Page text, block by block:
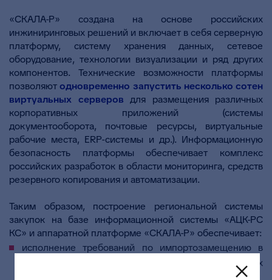
«СКАЛА-Р» создана на основе российских
инжиниринговых решений и включает в себя серверную
платформу, систему хранения данных, сетевое
оборудование, технологии визуализации и ряд других
компонентов. Технические возможности платформы
позволяютодновременно запустить несколько сотен
виртуальных серверов для размещения различных
корпоративных приложений (системы
документооборота, почтовые ресурсы, виртуальные
рабочие места, ERP-системы и др.). Информационную
безопасность платформы обеспечивает комплекс
российских разработок в области мониторинга, средств
резервного копирования и автоматизации.
Таким образом, построение региональной системы
закупок на базе информационной системы «АЦК-РС
КС» и аппаратной платформе «СКАЛА-Р» обеспечивает:
исполнение требований по импортозамещению в
части построения региональных информационных